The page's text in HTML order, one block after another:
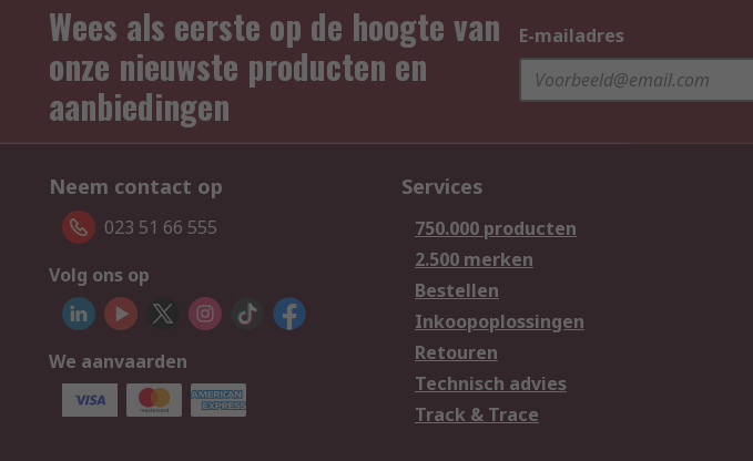
Wees als eerste op de hoogte van
onze nieuwste producten en
aanbiedingen
E-mailadres
Neem contact op
023 51 66 555
Volg ons op
We aanvaarden
Services
750.000 producten
2.500 merken
Bestellen
Inkoopoplossingen
Retouren
Technisch advies
Track & Trace